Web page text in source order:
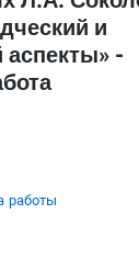
и
-
работы